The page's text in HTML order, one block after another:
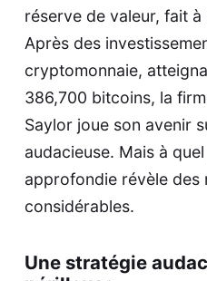
réserve de valeur, fait à
Après des
cryptomonnaie,
386,700 bitcoins, la
Saylor joue son avenir
audacieuse. Mais à
approfondie révèle des
considérables.
Une stratégie